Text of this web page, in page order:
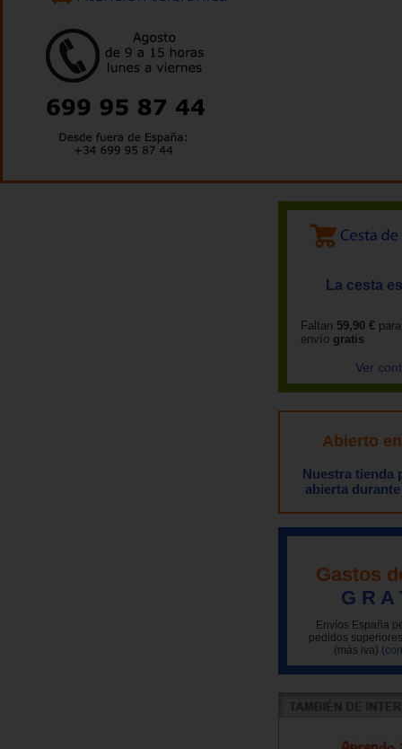
La cesta
Faltan 59,90 €
envío gratis
Ver
Abierto
Nuestra tienda
abierta
Gastos
G R A
Envíos España
pedidos
(más iva)